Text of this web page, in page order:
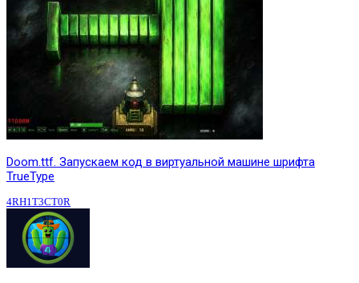
Doom.ttf. Запускаем код в виртуальной машине шрифта
TrueType
4RH1T3CT0R